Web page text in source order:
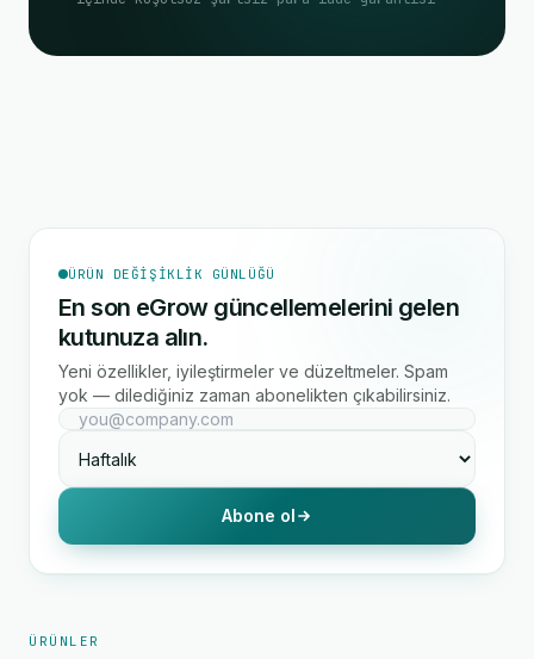
ÜRÜN DEĞIŞIKLIK GÜNLÜĞÜ
En son eGrow güncellemelerini gelen
kutunuza alın.
Yeni özellikler, iyileştirmeler ve düzeltmeler. Spam
yok — dilediğiniz zaman abonelikten çıkabilirsiniz.
Abone ol
ÜRÜNLER